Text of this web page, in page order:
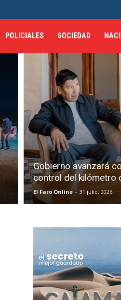
POLICIALES SOCIEDAD
Gobierno avanzará
control del kilómetro
El Faro Online - 31 julio, 2026